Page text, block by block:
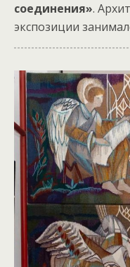
соединения».
экспозиции